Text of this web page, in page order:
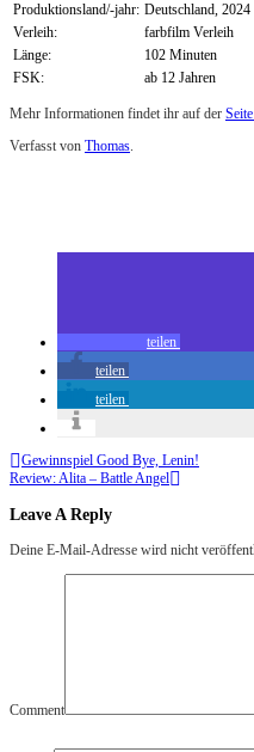
Produktionsland/-jahr: Deutschland, 2024
Verleih:
farbfilm Verleih
Länge:
102 Minuten
FSK:
ab 12 Jahren
Mehr Informationen findet ihr auf der
Verfasst von Thomas.
teilen
teilen
teilen
Gewinnspiel Good Bye, Lenin!
Review: Alita – Battle Angel
Leave A Reply
Deine E-Mail-Adresse wird nicht
Comment